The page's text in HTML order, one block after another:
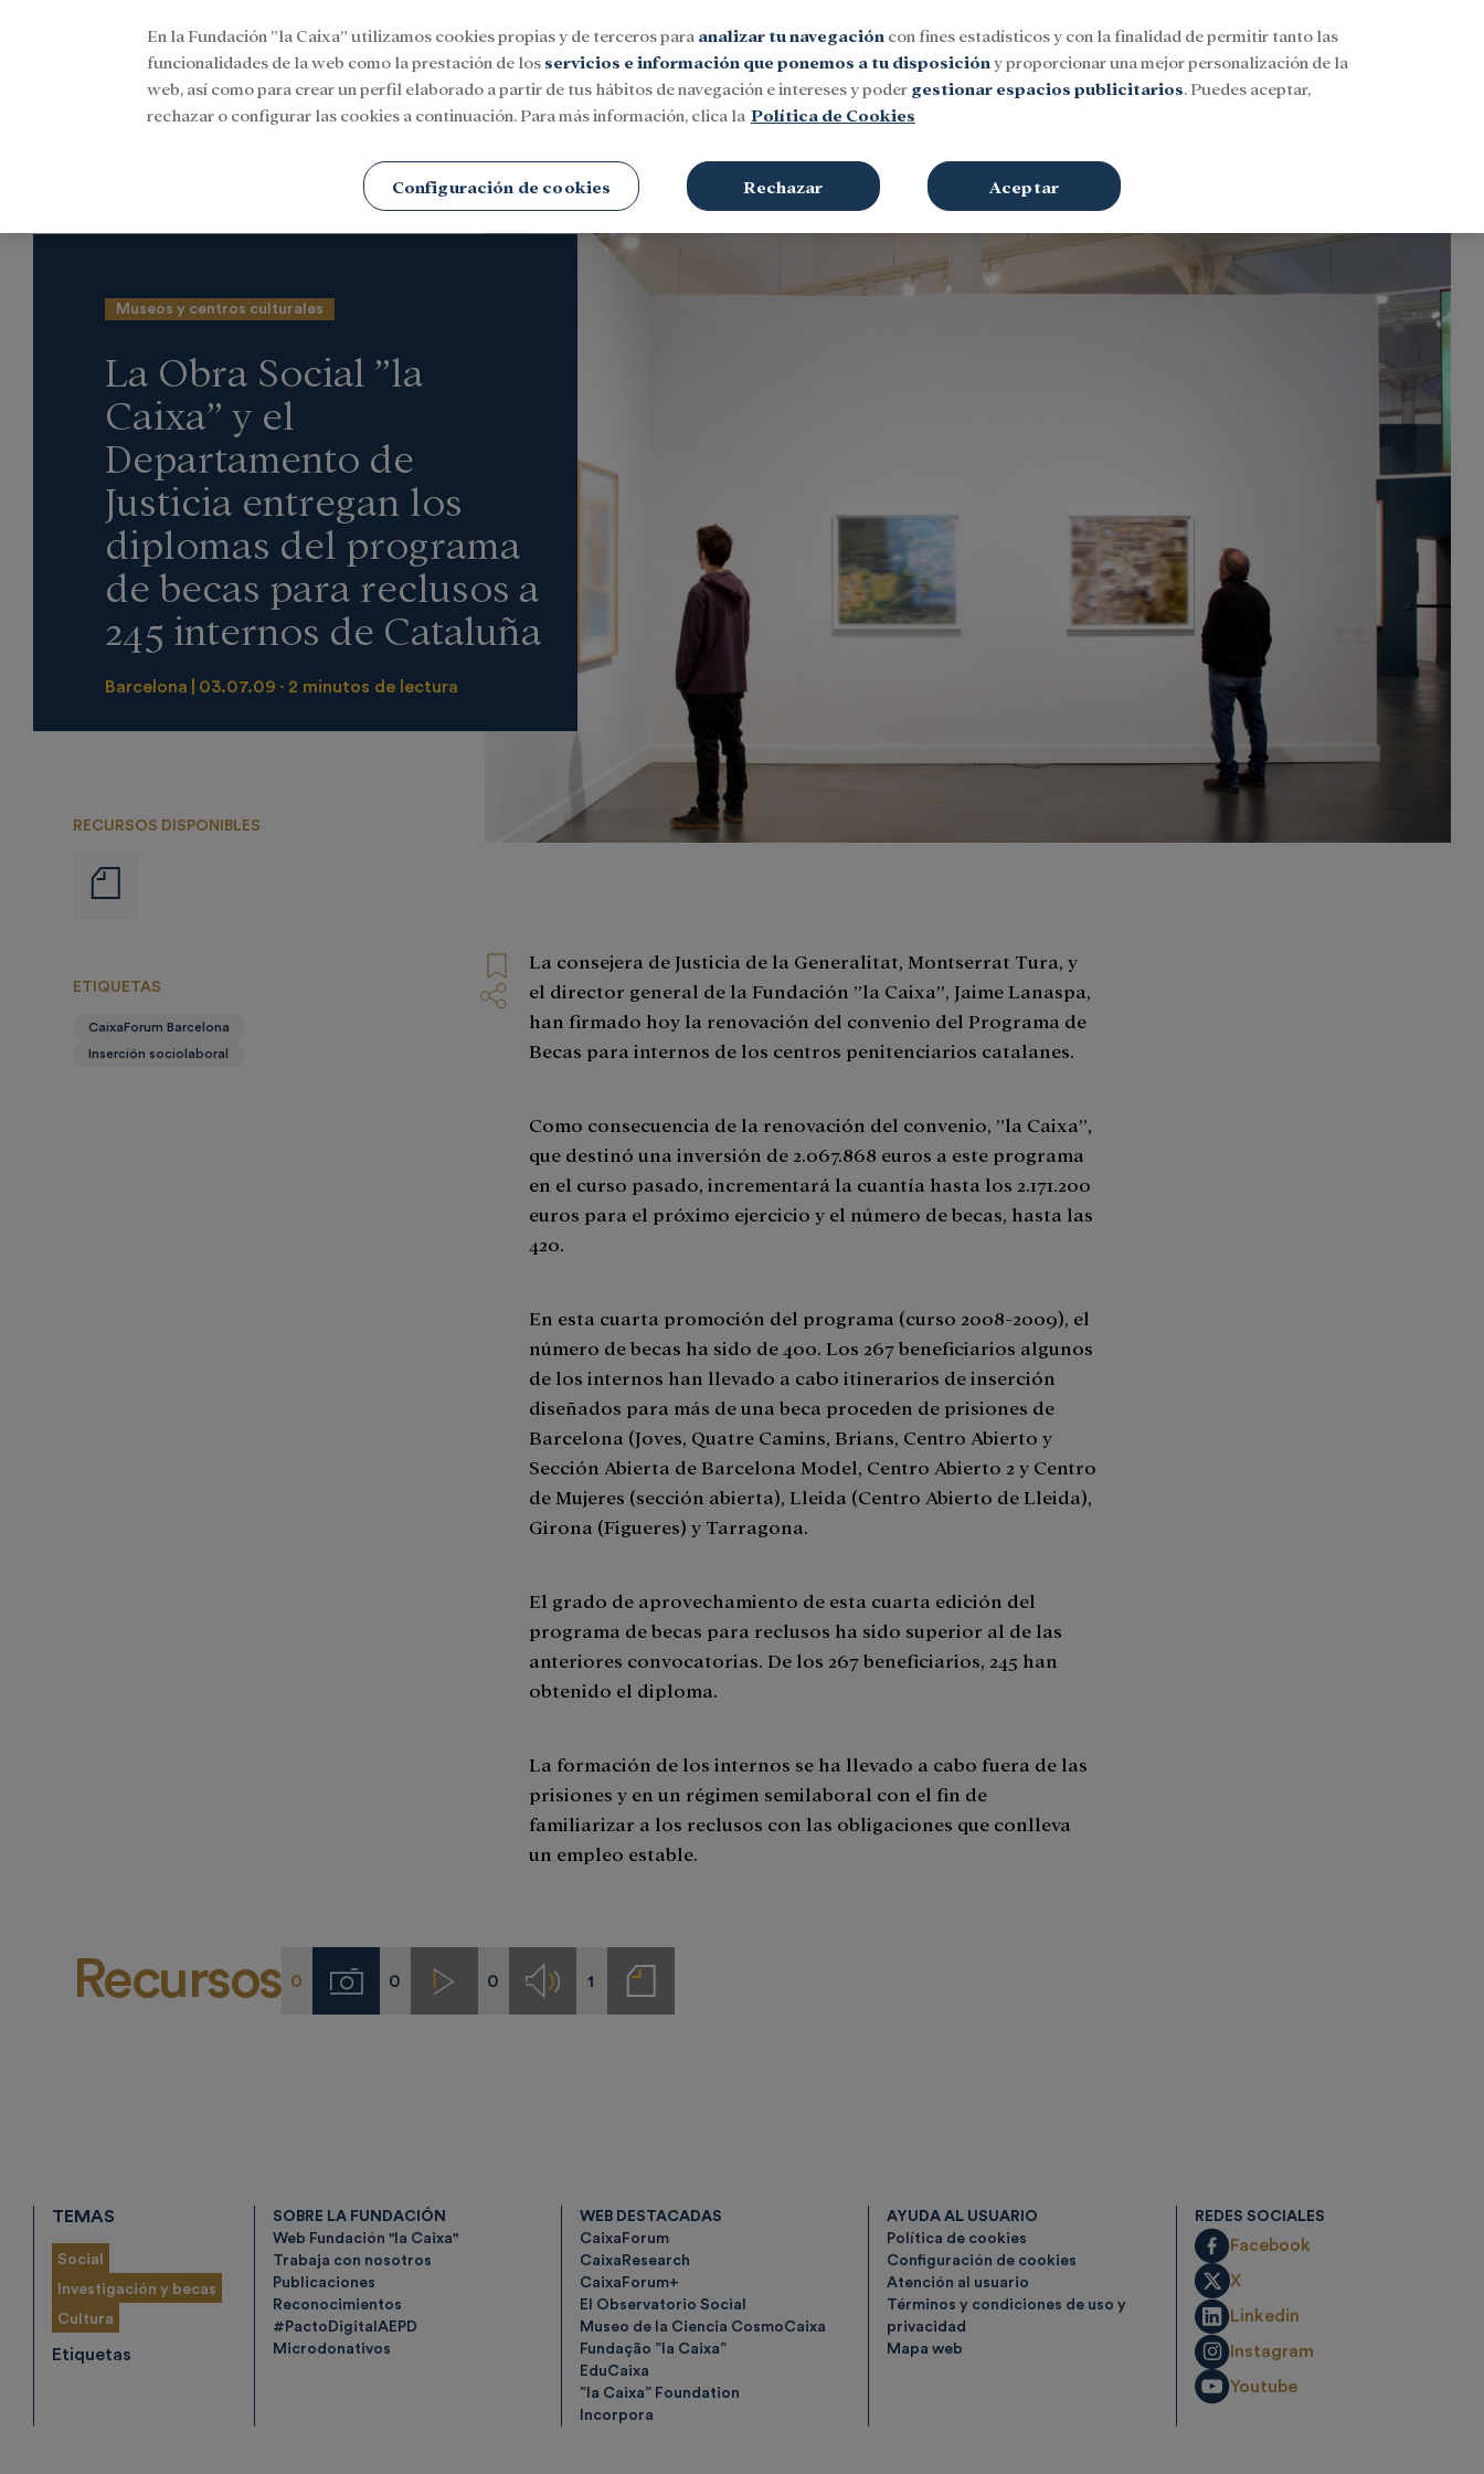
Iniciar sesión Buscar
SocialInvestigación y becasCultura
Museos y centros culturales
La Obra Social ”la
Caixa” y el
Departamento de
Justicia entregan los
diplomas del programa
de becas para reclusos a
245 internos de Cataluña
Barcelona 03.07.09 2 minutos de lectura
RECURSOS DISPONIBLES
de
La consejera de Justicia de la Generalitat, Montserrat Tura, y
el director general de la Fundación ”la Caixa”, Jaime Lanaspa,
han firmado hoy la renovación del convenio del Programa de
Becas para internos de los centros penitenciarios catalanes.
Como consecuencia de la renovación del convenio, ”la Caixa”,
que destinó una inversión de 2.067.868 euros a este programa
en el curso pasado, incrementará la cuantía hasta los 2.171.200
euros para el próximo ejercicio y el número de becas, hasta las
420.
En esta cuarta promoción del programa (curso 2008-2009), el
número de becas ha sido de 400. Los 267 beneficiarios algunos
de los internos han llevado a cabo itinerarios de inserción
diseñados para más de una beca proceden de prisiones de
Barcelona (Joves, Quatre Camins, Brians, Centro Abierto y
Sección Abierta de Barcelona Model, Centro Abierto 2 y Centro
de Mujeres (sección abierta), Lleida (Centro Abierto de Lleida),
Girona (Figueres) y Tarragona.
El grado de aprovechamiento de esta cuarta edición del
programa de becas para reclusos ha sido superior al de las
anteriores convocatorias. De los 267 beneficiarios, 245 han
obtenido el diploma.
La formación de los internos se ha llevado a cabo fuera de las
prisiones y en un régimen semilaboral con el fin de
familiarizar a los reclusos con las obligaciones que conlleva
un empleo estable.
ETIQUETAS
CaixaForum Barcelona
Inserción sociolaboral
Recursos 0 Imágenes
0 Videos0 Audios
1
Notas
de
TEMAS
Social
Investigación y becas
Cultura
Etiquetas
SOBRE LA FUNDACIÓN
Web Fundación "la Caixa"
Trabaja con nosotros
Publicaciones
Reconocimientos
#PactoDigitalAEPD
Microdonativos
WEB DESTACADAS
CaixaForum
CaixaResearch
CaixaForum+
El Observatorio Social
Museo de la Ciencia CosmoCaixa
Fundação ”la Caixa”
EduCaixa
”la Caixa” Foundation
Incorpora
AYUDA AL USUARIO
Política de cookies
Configuración de cookies
Atención al usuario
Términos y condiciones de uso y
privacidad
Mapa web
REDES SOCIALES
Facebook
X
Linkedin
Instagram
Youtube
En la Fundación ”la Caixa” utilizamos cookies propias y de terceros para analizar tu navegación con fines estadísticos y con la finalidad de permitir tanto las
funcionalidades de la web como la prestación de los servicios e información que ponemos a tu disposición y proporcionar una mejor personalización de la
web, así como para crear un perfil elaborado a partir de tus hábitos de navegación e intereses y poder gestionar espacios publicitarios. Puedes aceptar,
rechazar o configurar las cookies a continuación. Para más información, clica la Política de Cookies
Configuración de cookies Rechazar Aceptar